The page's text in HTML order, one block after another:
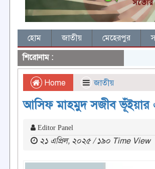
হোম জাতীয় মেহেরপুর
শিরোনাম :
Home জাতীয়
আসিফ মাহমুদ সজীব ভূঁইয়ার
Editor Panel
২১ এপ্রিল, ২০২৫ / ১৯০ Time View